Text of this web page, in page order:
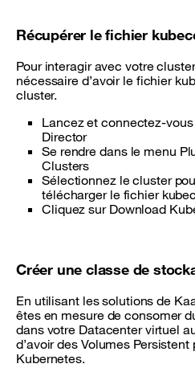
Récupérer le fichier
Pour interagir avec votre
nécessaire d’avoir le fichier
cluster.
Lancez et connectez-
Director
Se rendre dans le menu
Clusters
Sélectionnez le cluster
télécharger le fichier
Cliquez sur Download
Créer une classe de
En utilisant les solutions de
êtes en mesure de consomer
dans votre Datacenter virtuel
d’avoir des Volumes Persistent
Kubernetes.